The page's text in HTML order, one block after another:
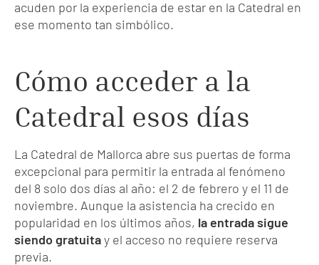
acuden por la experiencia de estar en la Catedral en
ese momento tan simbólico.
Cómo acceder a la
Catedral esos días
La Catedral de Mallorca abre sus puertas de forma
excepcional para permitir la entrada al fenómeno
del 8 solo dos días al año: el 2 de febrero y el 11 de
noviembre. Aunque la asistencia ha crecido en
popularidad en los últimos años, la entrada sigue
siendo gratuitay el acceso no requiere reserva
previa.